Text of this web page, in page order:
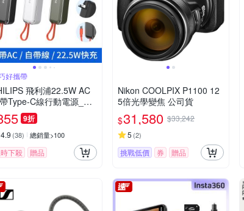
好攜帶
飛利浦22.5W AC
Type-C線行動電源_具
標示 DLP5201C
9折
4.9 (38) 總銷量>100
下殺 贈品
Nikon COOLPIX P1100 12
5倍光學變焦 公司貨
$31,580 $33,242
5 (2)
挑戰低價 券 贈品